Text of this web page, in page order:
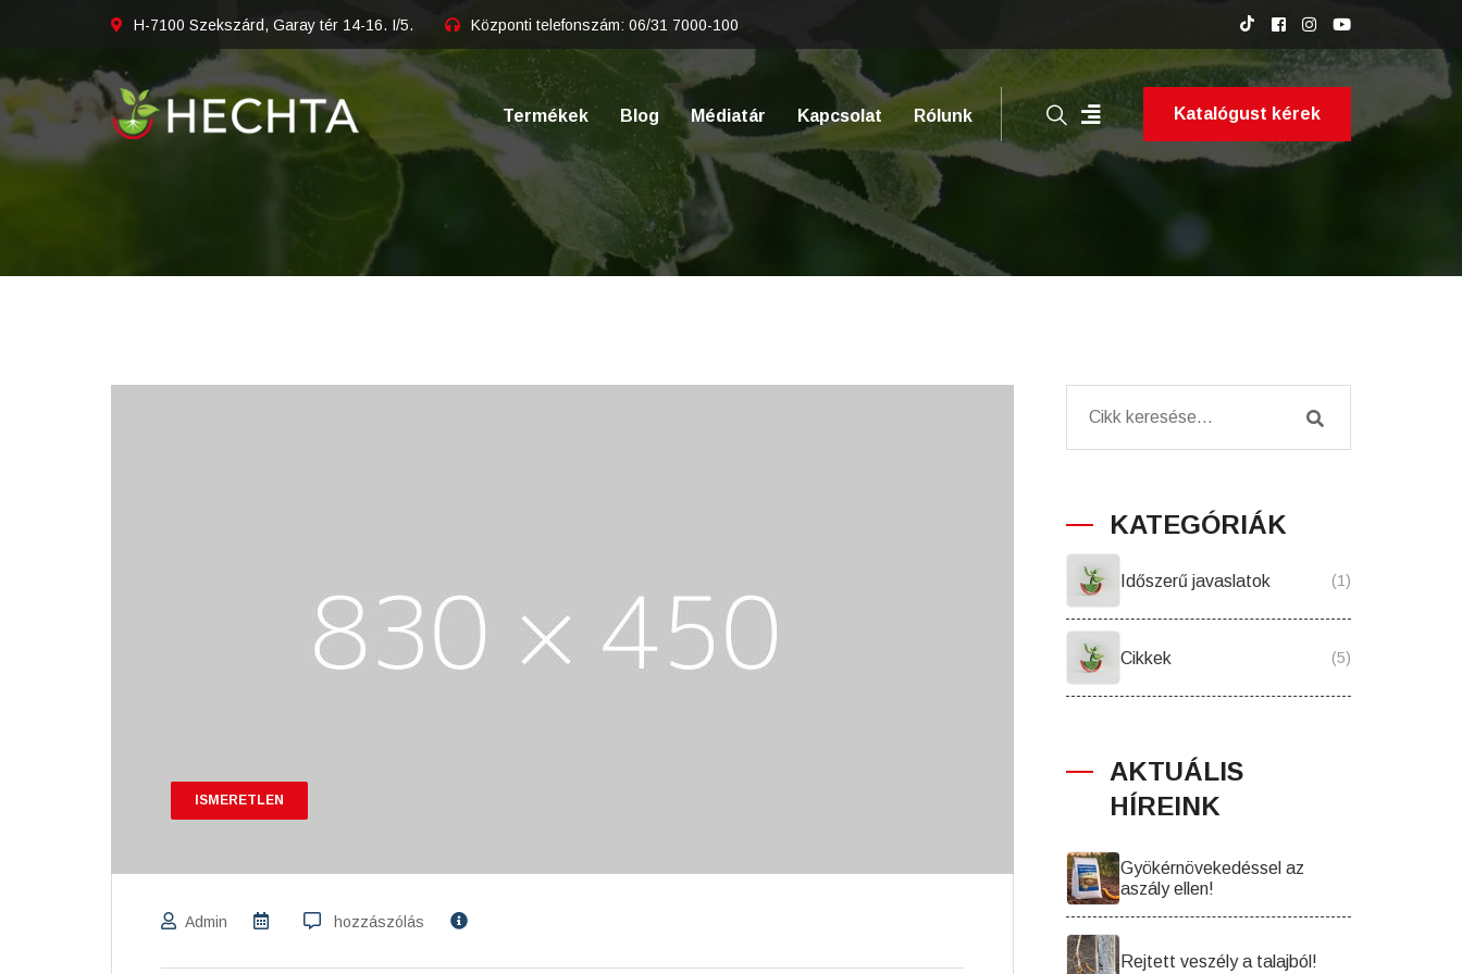
H-7100 Szekszárd, Garay tér 14-16. I/5. Központi telefonszám: 06/31 7000-100
Termékek Blog Médiatár Kapcsolat Rólunk Katalógust kérek
ISMERETLEN
Admin hozzászólás
KATEGÓRIÁK
Időszerű javaslatok (1)
Cikkek (5)
AKTUÁLIS
HÍREINK
Gyökérnövekedéssel az
aszály ellen!
Rejtett veszély a talajból!